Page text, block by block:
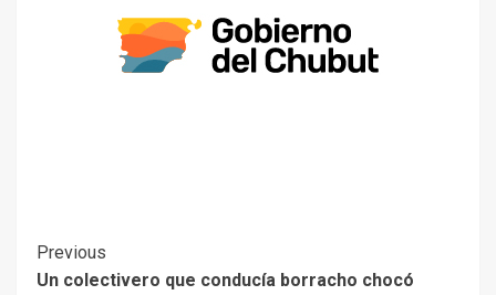
Previous
Un colectivero que conducía borracho chocó